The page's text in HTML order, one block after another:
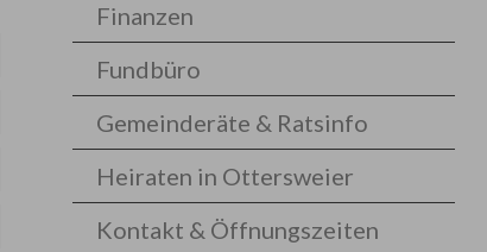
Finanzen
Fundbüro
Gemeinderäte & Ratsinfo
Heiraten in Ottersweier
Kontakt & Öffnungszeiten